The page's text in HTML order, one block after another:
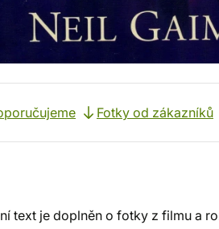
Fotky od zákazníků
text je doplněn o fotky z filmu a